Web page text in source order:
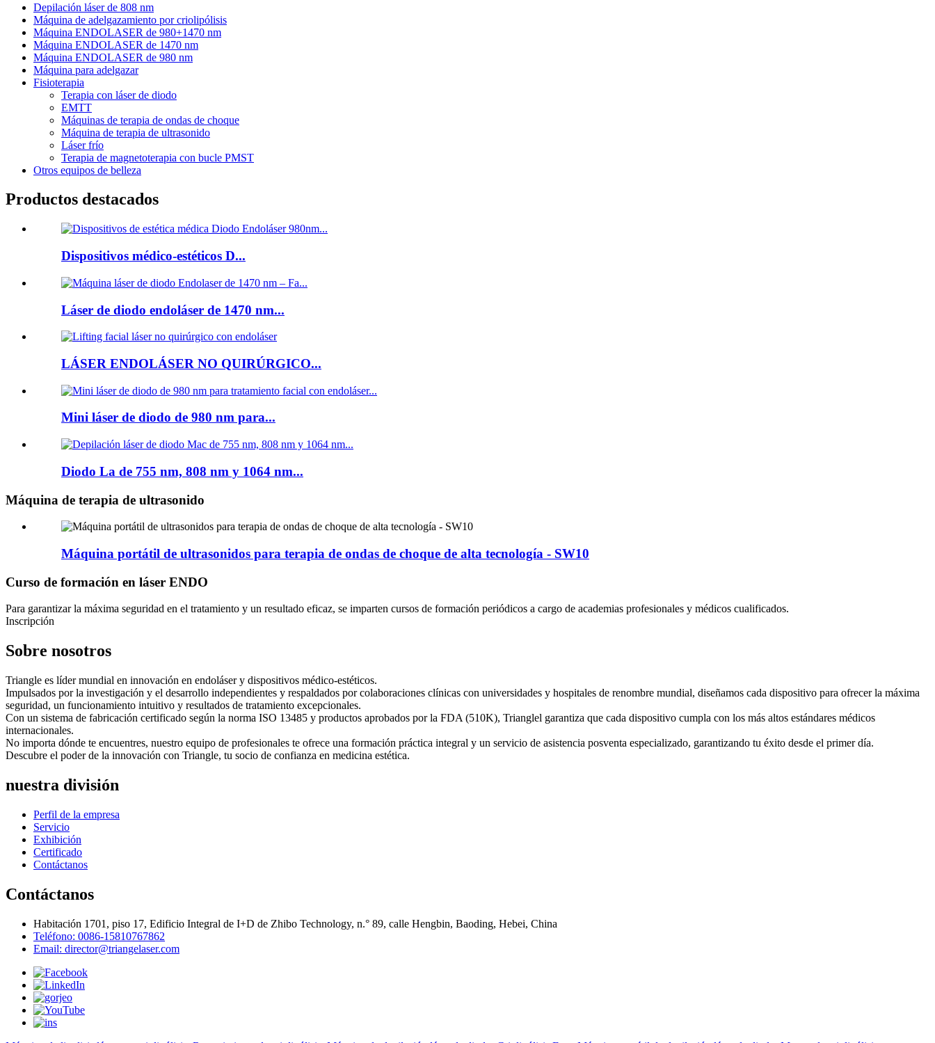
Depilación láser de 808 nm
Máquina de adelgazamiento por criolipólisis
Máquina ENDOLASER de 980+1470 nm
Máquina ENDOLASER de 1470 nm
Máquina ENDOLASER de 980 nm
Máquina para adelgazar
Fisioterapia
Terapia con láser de diodo
EMTT
Máquinas de terapia de ondas de choque
Máquina de terapia de ultrasonido
Láser frío
Terapia de magnetoterapia con bucle PMST
Otros equipos de belleza
Productos destacados
Dispositivos médico-estéticos D...
Láser de diodo endoláser de 1470 nm...
LÁSER ENDOLÁSER NO QUIRÚRGICO...
Mini láser de diodo de 980 nm para...
Diodo La de 755 nm, 808 nm y 1064 nm...
Máquina de terapia de ultrasonido
Máquina portátil de ultrasonidos para terapia de ondas de choque de alta tecnología - SW10
Curso de formación en láser ENDO
Para garantizar la máxima seguridad en el tratamiento y un resultado eficaz, se imparten cursos de formación periódicos a cargo de academias profesionales y médicos cualificados.
Inscripción
Sobre nosotros
Triangle es líder mundial en innovación en endoláser y dispositivos médico-estéticos.
Impulsados ​​por la investigación y el desarrollo independientes y respaldados por colaboraciones clínicas con universidades y hospitales de renombre mundial, diseñamos cada dispositivo para ofrecer la máxima
seguridad, un funcionamiento intuitivo y resultados de tratamiento excepcionales.
Con un sistema de fabricación certificado según la norma ISO 13485 y productos aprobados por la FDA (510K), Trianglel garantiza que cada dispositivo cumpla con los más altos estándares médicos
internacionales.
No importa dónde te encuentres, nuestro equipo de profesionales te ofrece una formación práctica integral y un servicio de asistencia posventa especializado, garantizando tu éxito desde el primer día.
Descubre el poder de la innovación con Triangle, tu socio de confianza en medicina estética.
nuestra división
Perfil de la empresa
Servicio
Exhibición
Certificado
Contáctanos
Contáctanos
Habitación 1701, piso 17, Edificio Integral de I+D de Zhibo Technology, n.° 89, calle Hengbin, Baoding, Hebei, China
Teléfono: 0086-15810767862
Email: director@triangelaser.com